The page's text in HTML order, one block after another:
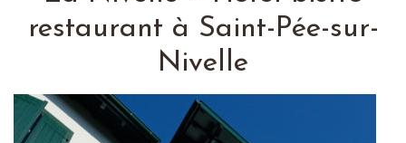
restaurant à Saint-Pée-sur-
Nivelle